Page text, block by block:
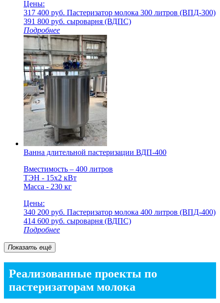
Цены:
317 400 руб. Пастеризатор молока 300 литров (ВПД-300)
391 800 руб. cыроварня (ВДПС)
Подробнее
Ванна длительной пастеризации ВДП-400
Вместимость – 400 литров
ТЭН - 15х2 кВт
Масса - 230 кг
Цены:
340 200 руб. Пастеризатор молока 400 литров (ВПД-400)
414 600 руб. cыроварня (ВДПС)
Подробнее
Показать ещё
Реализованные проекты по
пастеризаторам молока